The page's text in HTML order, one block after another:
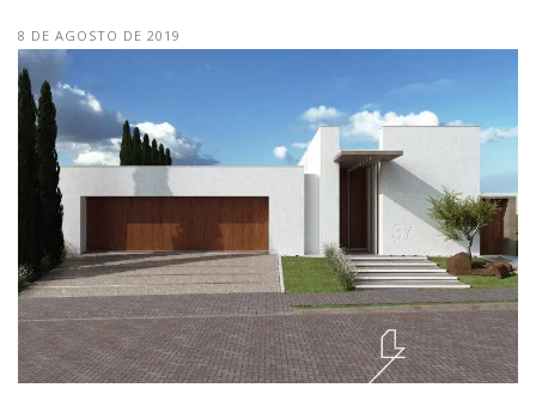
8 DE AGOSTO DE 2019